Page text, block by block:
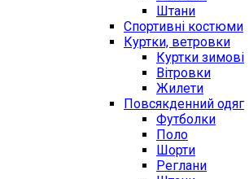
Штани
Спортивні костюми
Куртки, ветровки
Куртки зимові
Вітровки
Жилети
Повсякденний одяг
Футболки
Поло
Шорти
Реглани